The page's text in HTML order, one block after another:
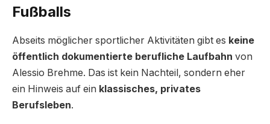
Fußballs
Abseits möglicher sportlicher Aktivitäten gibt es keine
öffentlich dokumentierte berufliche Laufbahn von
Alessio Brehme. Das ist kein Nachteil, sondern eher
ein Hinweis auf ein klassisches, privates
Berufsleben.